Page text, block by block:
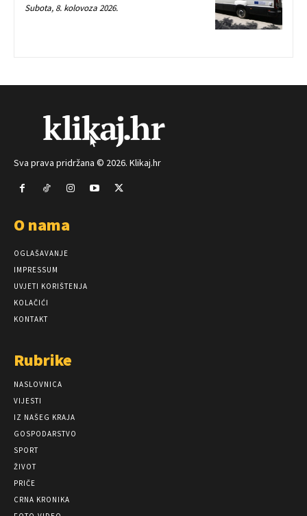
Subota, 8. kolovoza 2026.
Sva prava pridržana © 2026. Klikaj.hr
O nama
OGLAŠAVANJE
IMPRESSUM
UVJETI KORIŠTENJA
KOLAČIĆI
KONTAKT
Rubrike
NASLOVNICA
VIJESTI
IZ NAŠEG KRAJA
GOSPODARSTVO
SPORT
ŽIVOT
PRIČE
CRNA KRONIKA